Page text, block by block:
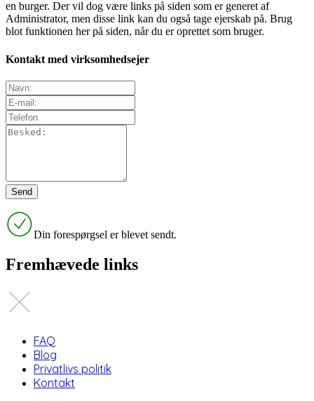
en burger. Der vil dog være links på siden som er generet af
Administrator, men disse link kan du også tage ejerskab på. Brug
blot funktionen her på siden, når du er oprettet som bruger.
Kontakt med virksomhedsejer
Din forespørgsel er blevet sendt.
Fremhævede links
FAQ
Blog
Privatlivs politik
Kontakt